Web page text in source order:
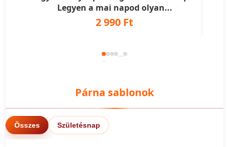
Legyen a mai napod olyan...
2 990 Ft
Párna sablonok
Összes Születésnap